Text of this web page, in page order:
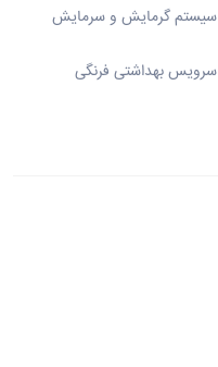
سیستم گرمایش و سرمایش
سرویس بهداشتی فرنگی